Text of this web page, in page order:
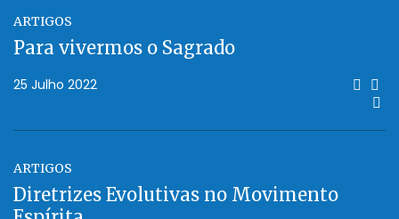
ARTIGOS
Para vivermos o Sagrado
25 Julho 2022
ARTIGOS
Diretrizes Evolutivas no Movimento